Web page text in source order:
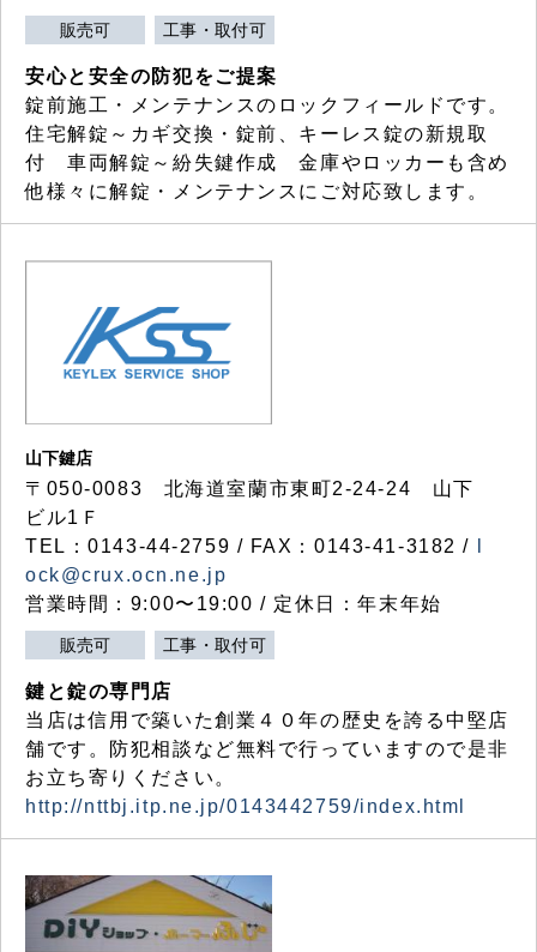
販売可 工事・取付可
安心と安全の防犯をご提案
錠前施工・メンテナンスのロックフィールドです。
住宅解錠～カギ交換・錠前、キーレス錠の新規取
付 車両解錠～紛失鍵作成 金庫やロッカーも含め
他様々に解錠・メンテナンスにご対応致します。
山下鍵店
〒050-0083 北海道室蘭市東町2-24-24 山下
ビル1Ｆ
TEL：0143-44-2759 / FAX：0143-41-3182 /
ock@crux.ocn.ne.jp
営業時間：9:00〜19:00 / 定休日：年末年始
販売可 工事・取付可
鍵と錠の専門店
当店は信用で築いた創業４０年の歴史を誇る中堅店
舗です。防犯相談など無料で行っていますので是非
お立ち寄りください。
http://nttbj.itp.ne.jp/0143442759/index.html